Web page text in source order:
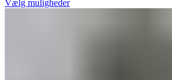
Vælg muligheder